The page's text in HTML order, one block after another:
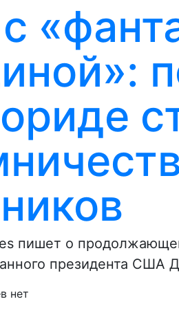
пишет о
президента США
нет